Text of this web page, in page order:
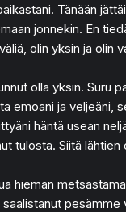
Tänään
jonnekin. En
olin yksin ja olin
olla yksin. Suru
emoani ja veljeäni,
häntä usean
tulosta. Siitä lähtien
hieman
pesämme